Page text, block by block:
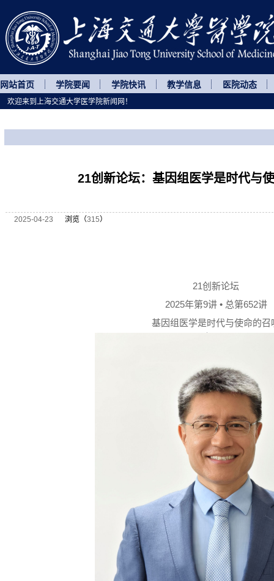
网站首页 学院要闻 学院快讯 教学信息 医院动态
21创新论坛：基因组医学是时代与
2025-04-23 浏览（315）
21创新论坛
2025年第9讲 • 总第652讲
基因组医学是时代与使命的召
欢迎来到上海交通大学医学院新闻网！